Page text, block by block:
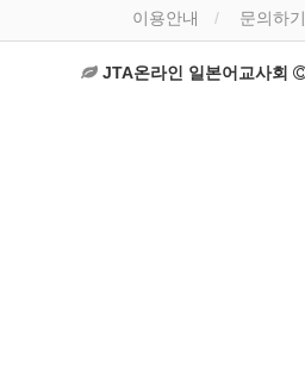
이용안내 문의하기
JTA온라인 일본어교사회